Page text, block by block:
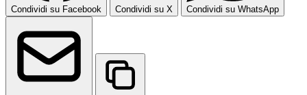
Condividi su Facebook Condividi su X Condividi su WhatsApp